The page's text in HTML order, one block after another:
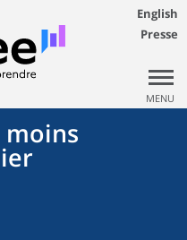
English
Presse
MENU
moins